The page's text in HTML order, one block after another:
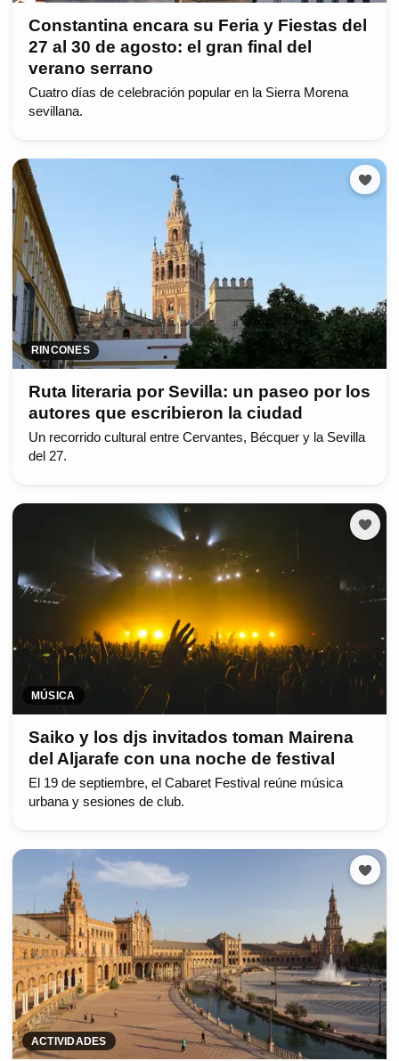
Constantina encara su Feria y Fiestas del
27 al 30 de agosto: el gran final del
verano serrano
Cuatro días de celebración popular en la Sierra Morena
sevillana.
RINCONES
Ruta literaria por Sevilla: un paseo por los
autores que escribieron la ciudad
Un recorrido cultural entre Cervantes, Bécquer y la Sevilla
del 27.
MÚSICA
Saiko y los djs invitados toman Mairena
del Aljarafe con una noche de festival
El 19 de septiembre, el Cabaret Festival reúne música
urbana y sesiones de club.
ACTIVIDADES